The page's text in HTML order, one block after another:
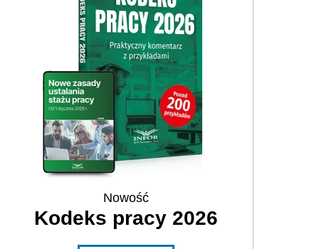
Nowość
Kodeks pracy 2026